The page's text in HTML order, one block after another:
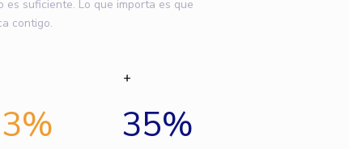
es suficiente. Lo que importa es que
contigo.
% 35%